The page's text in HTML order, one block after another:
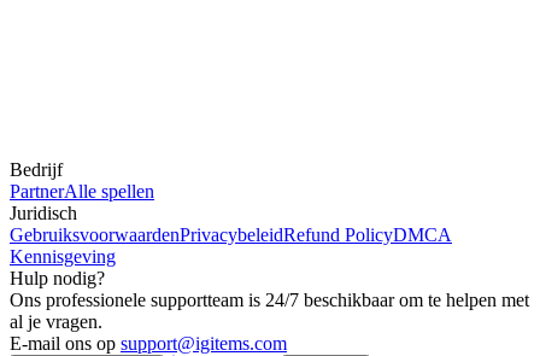
Bedrijf
PartnerAlle spellen
Juridisch
GebruiksvoorwaardenPrivacybeleidRefund PolicyDMCA
Kennisgeving
Hulp nodig?
Ons professionele supportteam is 24/7 beschikbaar om te helpen met
al je vragen.
E-mail ons op support@igitems.com